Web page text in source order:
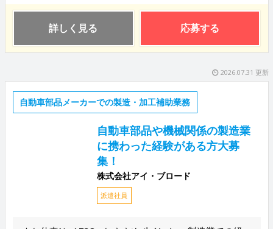
詳しく見る 応募する
2026.07.31 更新
自動車部品メーカーでの製造・加工補助業務
自動車部品や機械関係の製造業
に携わった経験がある方大募
集！
株式会社アイ・ブロード
派遣社員